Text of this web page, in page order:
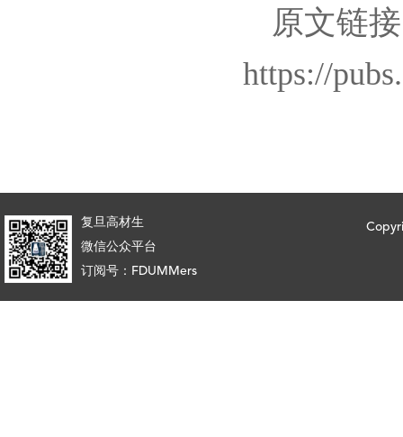
原文链
https://
复旦高材生
微信公众平台
订阅号：FDUMMers